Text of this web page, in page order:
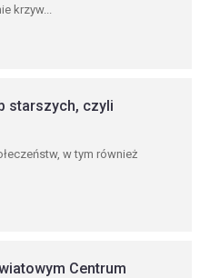
krzyw...
starszych, czyli
w tym również
Centrum